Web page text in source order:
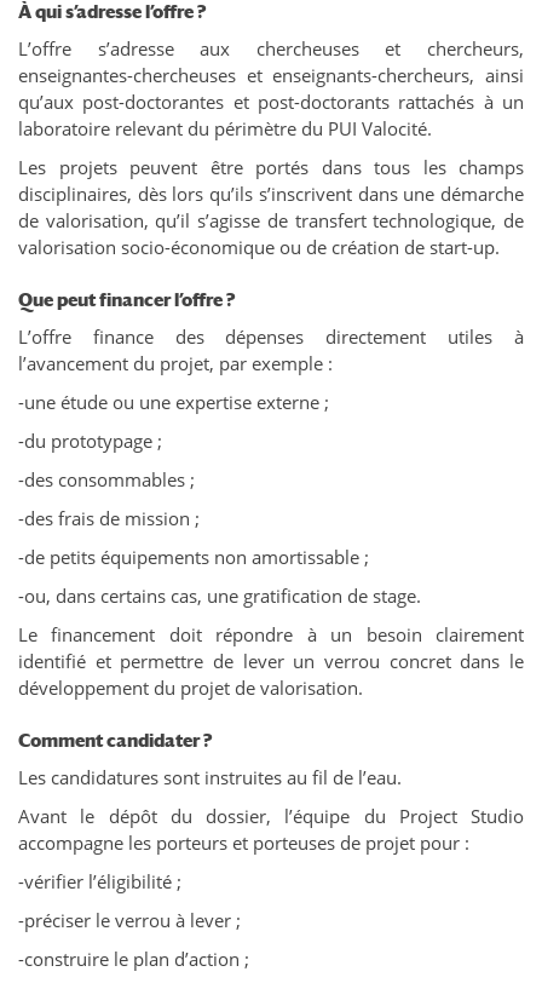
À qui s’adresse l’offre ?
L’offre s’adresse aux chercheuses et chercheurs,
enseignantes-chercheuses et enseignants-chercheurs, ainsi
qu’aux post-doctorantes et post-doctorants rattachés à un
laboratoire relevant du périmètre du PUI Valocité.
Les projets peuvent être portés dans tous les champs
disciplinaires, dès lors qu’ils s’inscrivent dans une démarche
de valorisation, qu’il s’agisse de transfert technologique, de
valorisation socio-économique ou de création de start-up.
Que peut financer l’offre ?
L’offre finance des dépenses directement utiles à
l’avancement du projet, par exemple :
-une étude ou une expertise externe ;
-du prototypage ;
-des consommables ;
-des frais de mission ;
-de petits équipements non amortissable ;
-ou, dans certains cas, une gratification de stage.
Le financement doit répondre à un besoin clairement
identifié et permettre de lever un verrou concret dans le
développement du projet de valorisation.
Comment candidater ?
Les candidatures sont instruites au fil de l’eau.
Avant le dépôt du dossier, l’équipe du Project Studio
accompagne les porteurs et porteuses de projet pour :
-vérifier l’éligibilité ;
-préciser le verrou à lever ;
-construire le plan d’action ;